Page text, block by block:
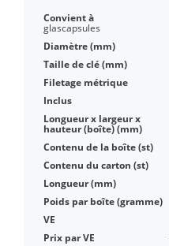
glascapsules